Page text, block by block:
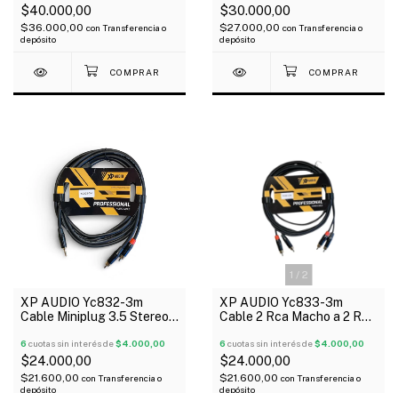
$40.000,00
$36.000,00 con Transferencia o
depósito
$30.000,00
$27.000,00 con Transferencia o
depósito
XP AUDIO Yc832-3m
Cable Miniplug 3.5 Stereo
6 cuotas sin interés de$4.000,00
$24.000,00
$21.600,00 con Transferencia o
depósito
1 / 2
XP AUDIO Yc833-3m
Cable 2 Rca Macho a 2 Rca
6 cuotas sin interés de$4.000,00
$24.000,00
$21.600,00 con Transferencia o
depósito